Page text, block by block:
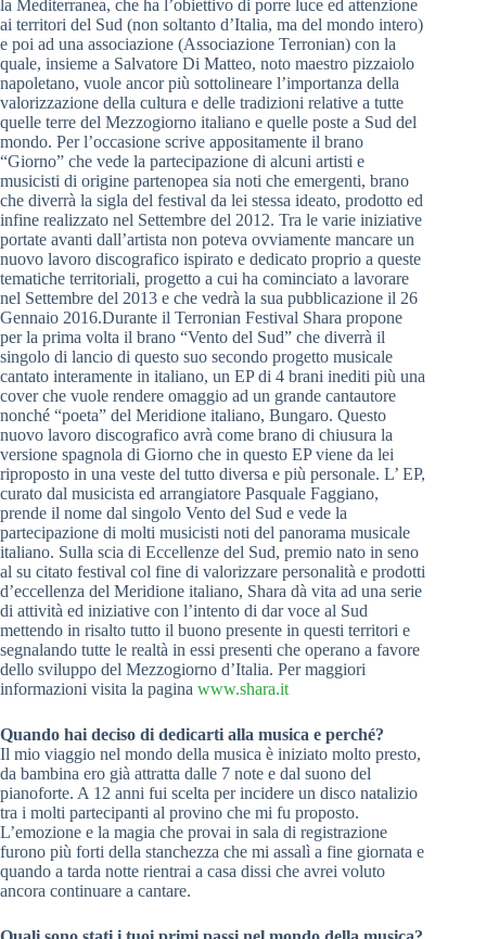
la Mediterranea, che ha l’obiettivo di porre luce ed attenzione
ai territori del Sud (non soltanto d’Italia, ma del mondo intero)
e poi ad una associazione (Associazione Terronian) con la
quale, insieme a Salvatore Di Matteo, noto maestro pizzaiolo
napoletano, vuole ancor più sottolineare l’importanza della
valorizzazione della cultura e delle tradizioni relative a tutte
quelle terre del Mezzogiorno italiano e quelle poste a Sud del
mondo. Per l’occasione scrive appositamente il brano
“Giorno” che vede la partecipazione di alcuni artisti e
musicisti di origine partenopea sia noti che emergenti, brano
che diverrà la sigla del festival da lei stessa ideato, prodotto ed
infine realizzato nel Settembre del 2012. Tra le varie iniziative
portate avanti dall’artista non poteva ovviamente mancare un
nuovo lavoro discografico ispirato e dedicato proprio a queste
tematiche territoriali, progetto a cui ha cominciato a lavorare
nel Settembre del 2013 e che vedrà la sua pubblicazione il 26
Gennaio 2016.Durante il Terronian Festival Shara propone
per la prima volta il brano “Vento del Sud” che diverrà il
singolo di lancio di questo suo secondo progetto musicale
cantato interamente in italiano, un EP di 4 brani inediti più una
cover che vuole rendere omaggio ad un grande cantautore
nonché “poeta” del Meridione italiano, Bungaro. Questo
nuovo lavoro discografico avrà come brano di chiusura la
versione spagnola di Giorno che in questo EP viene da lei
riproposto in una veste del tutto diversa e più personale. L’ EP,
curato dal musicista ed arrangiatore Pasquale Faggiano,
prende il nome dal singolo Vento del Sud e vede la
partecipazione di molti musicisti noti del panorama musicale
italiano. Sulla scia di Eccellenze del Sud, premio nato in seno
al su citato festival col fine di valorizzare personalità e prodotti
d’eccellenza del Meridione italiano, Shara dà vita ad una serie
di attività ed iniziative con l’intento di dar voce al Sud
mettendo in risalto tutto il buono presente in questi territori e
segnalando tutte le realtà in essi presenti che operano a favore
dello sviluppo del Mezzogiorno d’Italia. Per maggiori
informazioni visita la pagina www.shara.it
Quando hai deciso di dedicarti alla musica e perché?
Il mio viaggio nel mondo della musica è iniziato molto presto,
da bambina ero già attratta dalle 7 note e dal suono del
pianoforte. A 12 anni fui scelta per incidere un disco natalizio
tra i molti partecipanti al provino che mi fu proposto.
L’emozione e la magia che provai in sala di registrazione
furono più forti della stanchezza che mi assalì a fine giornata e
quando a tarda notte rientrai a casa dissi che avrei voluto
ancora continuare a cantare.